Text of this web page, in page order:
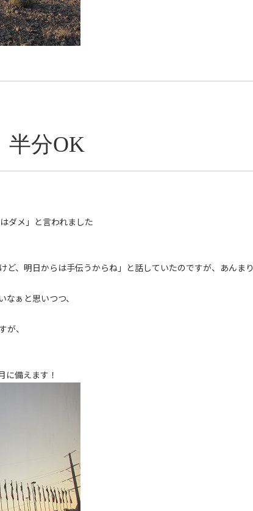
半分OK
ダメ」と言われました
ど、明日からは手伝うからね」と話していたのですが、あんまり
ぁと思いつつ、
が、
に備えます！